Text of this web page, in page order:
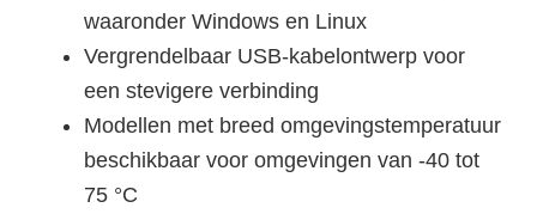
waaronder Windows en Linux
Vergrendelbaar USB-kabelontwerp voor
een stevigere verbinding
Modellen met breed omgevingstemperatuur
beschikbaar voor omgevingen van -40 tot
75 °C